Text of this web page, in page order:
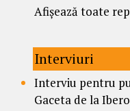
Afișează toate
Interviuri
Interviu pentru
Gaceta de la